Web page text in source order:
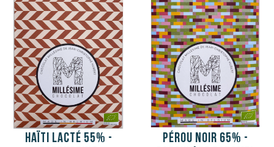
Haïti Lacté 55% -
Pérou Noir 65% -